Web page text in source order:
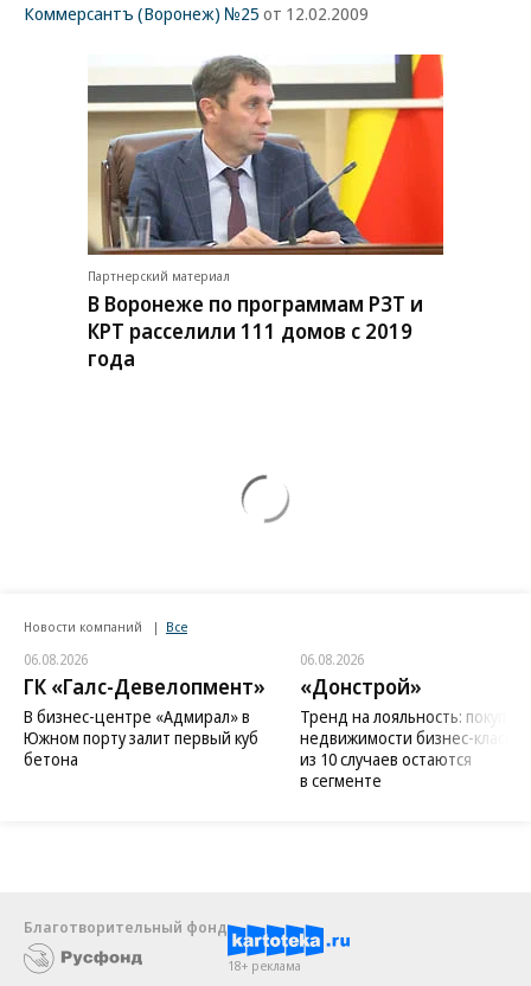
Коммерсантъ (Воронеж) №25 от 12.02.2009
Партнерский материал
В Воронеже по программам РЗТ и
КРТ расселили 111 домов с 2019
года
Новости компаний Все
06.08.2026
ГК «Галс-Девелопмент»
В бизнес-центре «Адмирал» в
Южном порту залит первый куб
бетона
06.08.2026
«Донстрой»
Тренд на лояльность:
недвижимости бизнес-класса
из 10 случаев остаются
в сегменте
Благотворительный фонд
18+ реклама